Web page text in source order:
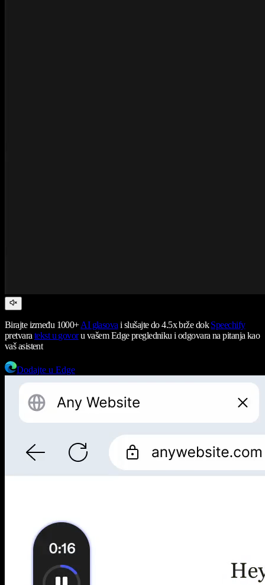
Birajte između 1000+AI glasova i slušajte do 4.5x brže dokSpeechify
pretvara tekst u govoru vašem Edge pregledniku i odgovara na pitanja kao
vaš asistent
Dodajte u Edge